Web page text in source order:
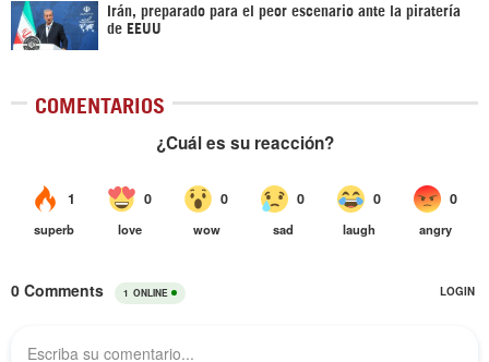
Irán, preparado para el peor escenario ante la piratería
de EEUU
COMENTARIOS